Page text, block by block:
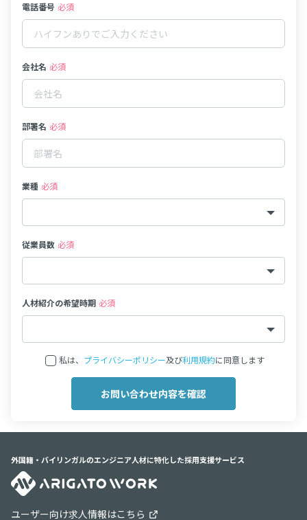
電話番号 必須
会社名 必須
部署名 必須
業種 必須
従業員数 必須
人材紹介の希望時期 必須
私は、 プライバシーポリシー及び利用規約に同意します
外国籍・バイリンガルのエンジニア人材に特化した採用支援サービス
ユーザー向け求人情報はこちら